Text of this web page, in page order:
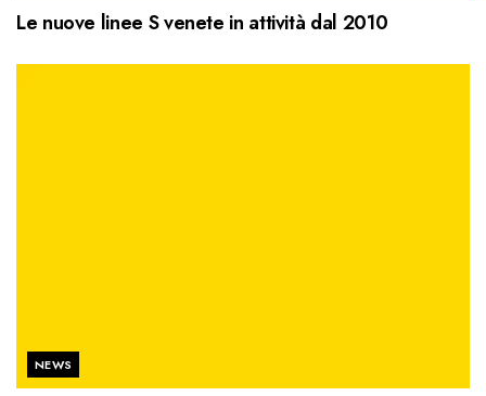
Le nuove linee S venete in attività dal 2010
NEWS